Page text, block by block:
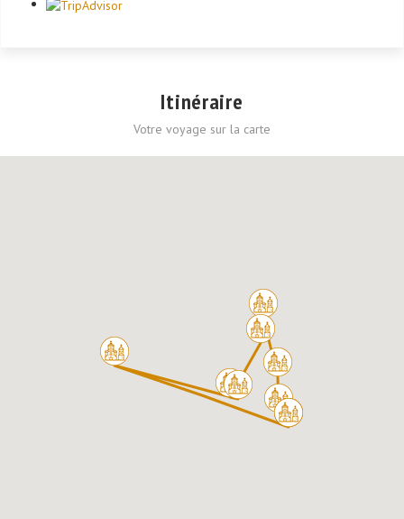
Itinéraire
Votre voyage sur la carte